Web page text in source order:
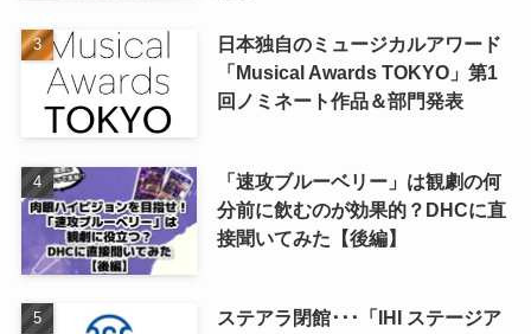
日本独自のミュージカルアワード
「Musical Awards TOKYO」第1
回ノミネート作品＆部門発表
「速攻ブルーベリー」は観劇の何
分前に飲むのが効果的？DHCに直
接聞いてみた【後編】
ステアラ閉館･･･「IHI ステージア